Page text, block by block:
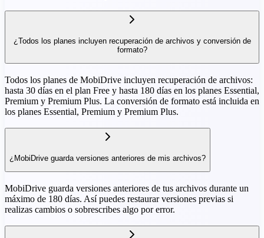
¿Todos los planes incluyen recuperación de archivos y conversión de
formato?
Todos los planes de MobiDrive incluyen recuperación de archivos:
hasta 30 días en el plan Free y hasta 180 días en los planes Essential,
Premium y Premium Plus. La conversión de formato está incluida en
los planes Essential, Premium y Premium Plus.
¿MobiDrive guarda versiones anteriores de mis archivos?
MobiDrive guarda versiones anteriores de tus archivos durante un
máximo de 180 días. Así puedes restaurar versiones previas si
realizas cambios o sobrescribes algo por error.